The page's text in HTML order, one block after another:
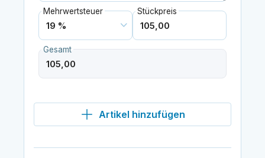
Mehrwertsteuer Stückpreis
Gesamt
Artikel hinzufügen